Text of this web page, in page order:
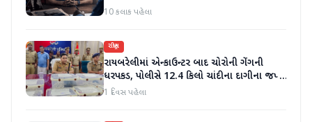
10 કલાક પહેલા
રાષ્ટ્રીય
રાયબરેલીમાં એન્કાઉન્ટર બાદ ચોરોની ગેંગની
ધરપકડ, પોલીસે 12.4 કિલો ચાંદીના દાગીના જપ્ત
કર્યા
1 દિવસ પહેલા